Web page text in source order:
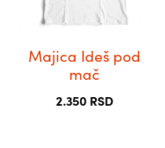
Majica Ideš pod
mač
2.350 RSD
Опције
могу
бити
изабране
страници